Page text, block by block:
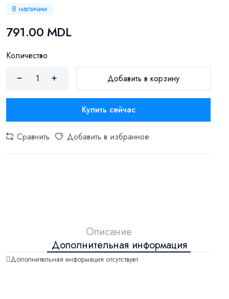
В наличии
791.00 MDL
Количество
Добавить в корзину
Купить сейчас
Сравнить Добавить в избранное
Описание
Дополнительная информация
Дополнительная информация отсутствует